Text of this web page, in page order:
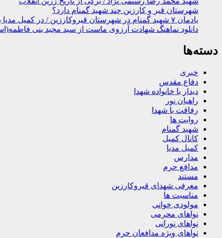
شهرستان قیر و کارزین چند شهید گمنام دارد؟
یادمان ۷ شهید گمنام در شهرستان قیروکارزین / در کمیل مدیا ببینید
دانلود نماهنگ شهادت آرزوی ماست از سید مجید بنی
دسته‌ها
خبری
دفاع مقدس
دیدار با خانواده شهدا
راهیان نور
رفاقت با شهدا
روایت ها
شهید گمنام
کانال کمیل
کمیل مدیا
مدارس
مدافع حرم
مستند
معرفی شهدای قیروکارزین
مناسبت ها
مولودی خوانی
نواهای محرمی
نواهای نورانی
نواهای ویژه مدافعان حرم